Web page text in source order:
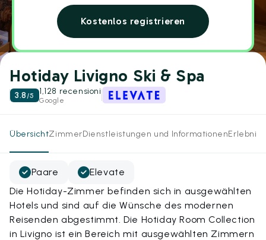
Kostenlos registrieren
Hotiday Livigno Ski & Spa
3.8 /5 1,128 recensioni
Google
ÜbersichtZimmerDienstleistungen und Informationen
Paare
Elevate
Die Hotiday-Zimmer befinden sich in ausgewählten
Hotels und sind auf die Wünsche des modernen
Reisenden abgestimmt. Die Hotiday Room Collection
in Livigno ist ein Bereich mit ausgewählten Zimmern